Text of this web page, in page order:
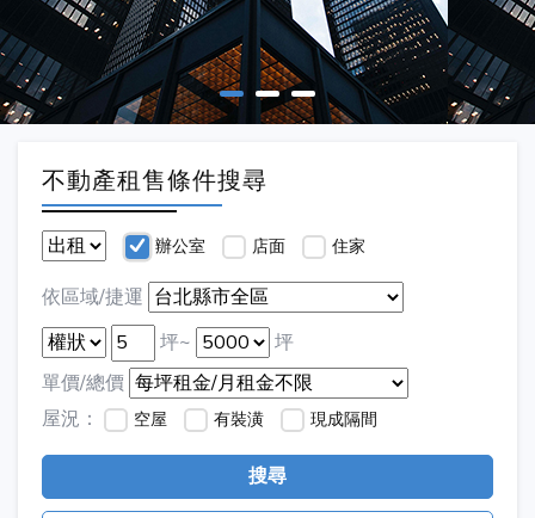
不動產租售條件搜尋
辦公室 店面 住家
依區域/捷運
坪~
坪
單價/總價
屋況：
空屋 有裝潢 現成隔間
搜尋